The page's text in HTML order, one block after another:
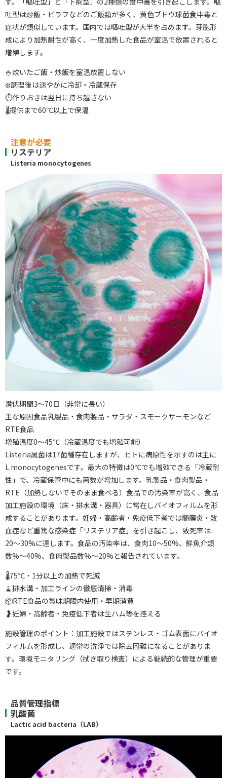
吐型は炒飯・ピラフなどのご飯類が多く、黄色ブドウ球菌食中毒と
症状が類似しています。国内では嘔吐型が大半を占めます。芽胞形
成により加熱耐性が高く、一度加熱した食品が室温で放置されると
増殖します。
🍚炊いたご飯・炒飯を室温放置しない
❄️調理後は速やかに冷却・冷蔵保存
⏱作りおきは翌日に持ち越さない
🌡提供まで60℃以上で保温
注意が必要
リステリア
Listeria monocytogenes
潜伏期間3〜70日（非常に長い）
主な原因食品乳製品・食肉製品・サラダ・スモークサーモンなど
RTE食品
増殖温度0〜45℃（冷蔵温度でも増殖可能）
Listeria属菌は17菌種存在しますが、ヒトに病原性を示すのは主に
L.monocytogenesです。最大の特徴は0℃でも増殖できる「冷蔵耐
性」で、冷蔵保管中にも菌数が増加します。乳製品・食肉製品・
RTE（加熱しないでそのまま食べる）食品での汚染率が高く、食品
加工施設の環境（床・排水溝・器具）に常在しバイオフィルムを形
成することがあります。妊婦・高齢者・免疫低下者では髄膜炎・敗
血症など重篤な感染症「リステリア症」を引き起こし、致死率は
20〜30%に達します。食品の汚染率は、食肉10〜50%、鮮魚介類
数%〜40%、食肉製品数%〜20%と報告されています。
🌡75℃・1分以上の加熱で死滅
🧹排水溝・加工ラインの徹底清掃・消毒
📦RTE食品の賞味期限内使用・早期消費
🤰妊婦・高齢者・免疫低下者は生ハム等を控える
施設管理のポイント：加工施設ではステンレス・ゴム表面にバイオ
フィルムを形成し、通常の洗浄では除去困難になることがありま
す。環境モニタリング（拭き取り検査）による継続的な管理が重要
です。
品質管理指標
乳酸菌
Lactic acid bacteria（LAB）